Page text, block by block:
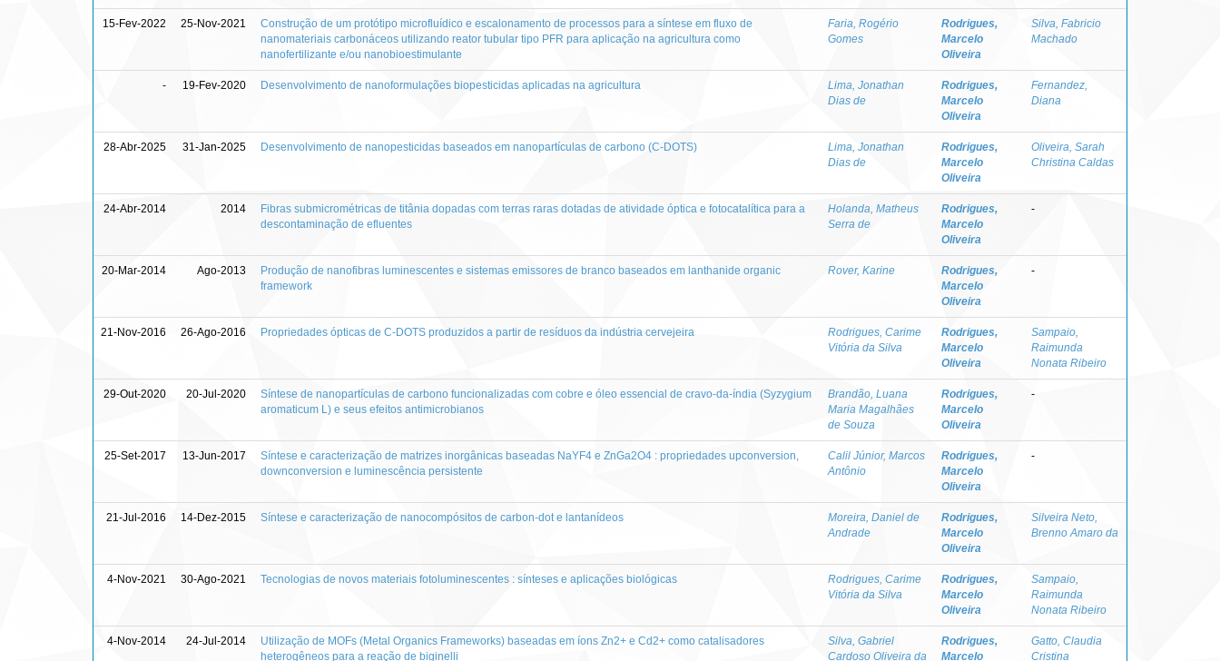
15-Fev-2022 25-Nov-2021
Construção de um protótipo microfluídico e escalonamento de processos para a síntese em fluxo de
nanomateriais carbonáceos utilizando reator tubular tipo PFR para aplicação na agricultura como
nanofertilizante e/ou nanobioestimulante
Faria, Rogério
Gomes
Rodrigues,
Marcelo
Oliveira
Silva, Fabricio
Machado
- 19-Fev-2020 Desenvolvimento de nanoformulações biopesticidas aplicadas na agricultura
Lima, Jonathan
Dias de
Rodrigues,
Marcelo
Oliveira
Fernandez,
Diana
28-Abr-2025 31-Jan-2025 Desenvolvimento de nanopesticidas baseados em nanopartículas de carbono (C-DOTS)
Lima, Jonathan
Dias de
Rodrigues,
Marcelo
Oliveira
Oliveira, Sarah
Christina Caldas
24-Abr-2014 2014
Fibras submicrométricas de titânia dopadas com terras raras dotadas de atividade óptica e fotocatalítica para a
descontaminação de efluentes
Holanda, Matheus
Serra de
Rodrigues,
Marcelo
Oliveira
-
20-Mar-2014 Ago-2013
Produção de nanofibras luminescentes e sistemas emissores de branco baseados em lanthanide organic
framework
Rover, Karine
Rodrigues,
Marcelo
Oliveira
-
21-Nov-2016 26-Ago-2016 Propriedades ópticas de C-DOTS produzidos a partir de resíduos da indústria cervejeira
Rodrigues, Carime
Vitória da Silva
Rodrigues,
Marcelo
Oliveira
Sampaio,
Raimunda
Nonata Ribeiro
29-Out-2020 20-Jul-2020
Síntese de nanopartículas de carbono funcionalizadas com cobre e óleo essencial de cravo-da-índia (Syzygium
aromaticum L) e seus efeitos antimicrobianos
Brandão, Luana
Maria Magalhães
de Souza
Rodrigues,
Marcelo
Oliveira
-
25-Set-2017 13-Jun-2017
Síntese e caracterização de matrizes inorgânicas baseadas NaYF4 e ZnGa2O4 : propriedades upconversion,
downconversion e luminescência persistente
Calil Júnior, Marcos
Antônio
Rodrigues,
Marcelo
Oliveira
-
21-Jul-2016 14-Dez-2015 Síntese e caracterização de nanocompósitos de carbon-dot e lantanídeos
Moreira, Daniel de
Andrade
Rodrigues,
Marcelo
Oliveira
Silveira Neto,
Brenno Amaro da
4-Nov-2021 30-Ago-2021 Tecnologias de novos materiais fotoluminescentes : sínteses e aplicações biológicas
Rodrigues, Carime
Vitória da Silva
Rodrigues,
Marcelo
Oliveira
Sampaio,
Raimunda
Nonata Ribeiro
4-Nov-2014 24-Jul-2014
Utilização de MOFs (Metal Organics Frameworks) baseadas em íons Zn2+ e Cd2+ como catalisadores
heterogêneos para a reação de biginelli
Silva, Gabriel
Cardoso Oliveira da
Rodrigues,
Marcelo
Gatto, Claudia
Cristina